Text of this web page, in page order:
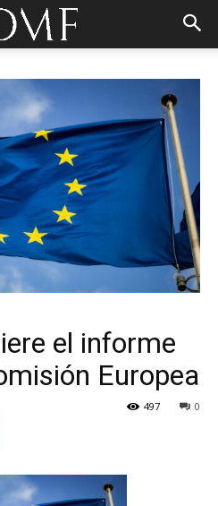
el informe
Europea
0
497